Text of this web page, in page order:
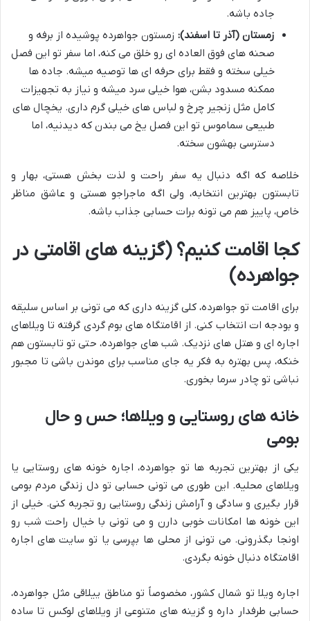
جاده باشه.
زمستان (آذر تا اسفند): زمستون جواهرده پوشیده از برفه و
صحنه های فوق العاده ای رو خلق می کنه، اما سفر تو این فصل
خیلی سخته و فقط برای حرفه ای ها توصیه میشه. جاده ها
ممکنه مسدود بشن، هوا خیلی سرد میشه و نیاز به تجهیزات
کامل مثل زنجیر چرخ و لباس های خیلی گرم داری. یخچال های
طبیعی سماموس تو این فصل یخ می بندن که دیدنیه، اما
دسترسی بهشون سخته.
خلاصه که اگه دنبال یه سفر راحت و لذت بخش هستی، بهار و
تابستون بهترین انتخابه، ولی اگه ماجراجو هستی و عاشق مناظر
خاص، پاییز هم می تونه برات حسابی جذاب باشه.
کجا اقامت کنیم؟ (گزینه های اقامتی در
جواهرده)
برای اقامت تو جواهرده، کلی گزینه داری که می تونی بر اساس سلیقه
و بودجه ات انتخاب کنی. از اقامتگاه های بوم گردی گرفته تا ویلاهای
اجاره ای و هتل های نزدیک. شب های جواهرده، حتی تو تابستون هم
خنکه، پس بهتره به فکر یه جای مناسب برای موندن باشی تا مجبور
نباشی تو چادر سرما بخوری.
خانه های روستایی و ویلاها؛ حس و حال
بومی
یکی از بهترین تجربه ها تو جواهرده، اجاره خونه های روستایی یا
ویلاهای محلیه. این طوری می تونی حسابی تو دل زندگی مردم بومی
قرار بگیری و سادگی و آرامش زندگی روستایی رو تجربه کنی. خیلی از
این خونه ها امکانات خوبی دارن و می تونی با خیال راحت شب رو
اونجا بگذرونی. می تونی از محلی ها بپرسی یا تو سایت های اجاره
اقامتگاه دنبال خونه بگردی.
اجاره ویلا تو شمال کشور، مخصوصاً تو مناطق ییلاقی مثل جواهرده،
حسابی طرفدار داره و گزینه های متنوعی از ویلاهای لوکس تا ساده